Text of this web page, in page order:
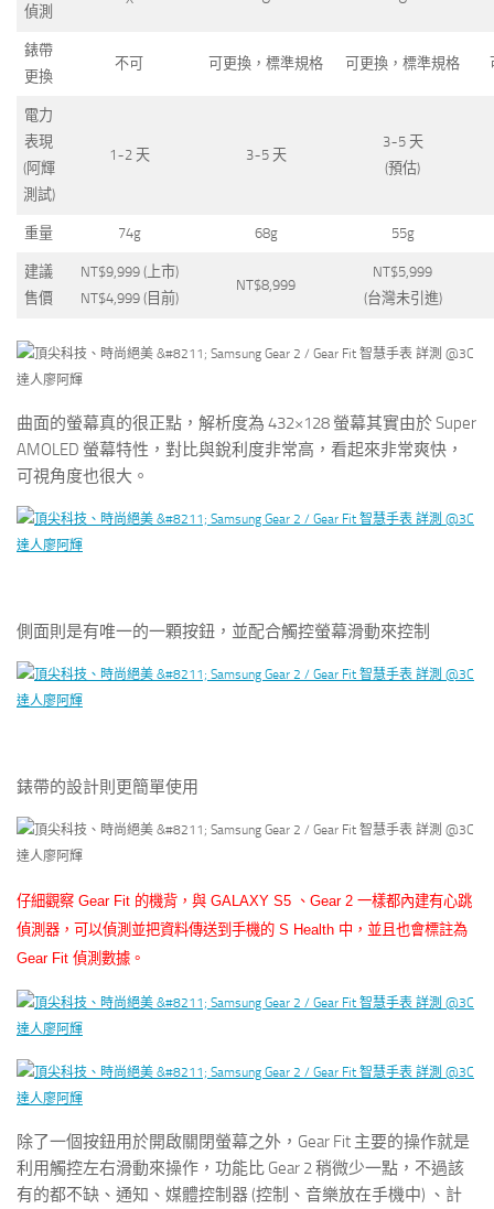
偵測
錶帶
更換
不可 可更換，標準規格 可更換，標準規格
電力
表現
(阿輝
測試)
1~2 天 3~5 天
3~5 天
(預估)
重量 74g 68g 55g
建議
售價
NT$9,999 (上市)
NT$4,999 (目前)
NT$8,999
NT$5,999
(台灣未引進)
曲面的螢幕真的很正點，解析度為 432×128 螢幕其實由於 Super
AMOLED 螢幕特性，對比與銳利度非常高，看起來非常爽快，
可視角度也很大。
側面則是有唯一的一顆按鈕，並配合觸控螢幕滑動來控制
錶帶的設計則更簡單使用
仔細觀察 Gear Fit 的機背，與 GALAXY S5 、 Gear 2 一樣都內建有心跳
偵測器，可以偵測並把資料傳送到手機的 S Health 中，並且也會標註為
Gear Fit 偵測數據。
除了一個按鈕用於開啟關閉螢幕之外，Gear Fit 主要的操作就是
利用觸控左右滑動來操作，功能比 Gear 2 稍微少一點，不過該
有的都不缺、通知、媒體控制器 (控制、音樂放在手機中) 、計